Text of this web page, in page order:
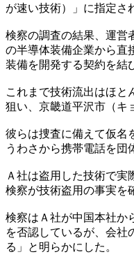
が速い技術）」に指定さ
検察の調査の結果、運営
の半導体装備企業から直
装備を開発する契約を結
これまで技術流出はほと
狙い、京畿道平沢市（キ
彼らは捜査に備えて仮名
うわさから携帯電話を団
Ａ社は盗用した技術で
検察が技術盗用の事実を
検察はＡ社が中国本社か
を否認しているが、会社
る」と明らかにした。